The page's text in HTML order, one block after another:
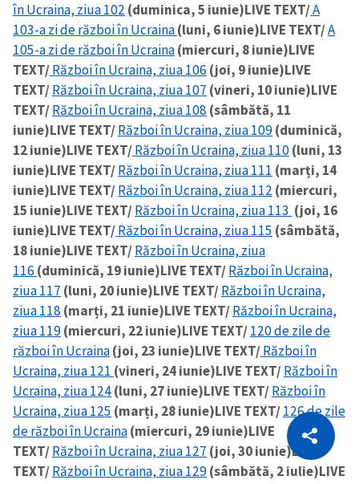
Copiază Link
în Ucraina, ziua 102 (duminica, 5 iunie)LIVE TEXT/A
103-a zi de război în Ucraina(luni, 6 iunie)LIVE TEXT/A
105-a zi de război în Ucraina(miercuri, 8 iunie)LIVE
TEXT/Război în Ucraina, ziua 106 (joi, 9 iunie)LIVE
TEXT/Război în Ucraina, ziua 107 (vineri, 10 iunie)LIVE
TEXT/Război în Ucraina, ziua 108 (sâmbătă, 11
iunie)LIVE TEXT/Război în Ucraina, ziua 109(duminică,
12 iunie)LIVE TEXT/Război în Ucraina, ziua 110(luni, 13
iunie)LIVE TEXT/Război în Ucraina, ziua 111 (marți, 14
iunie)LIVE TEXT/Război în Ucraina, ziua 112 (miercuri,
15 iunie)LIVE TEXT/Război în Ucraina, ziua 113 (joi, 16
iunie)LIVE TEXT/Război în Ucraina, ziua 115 (sâmbătă,
18 iunie)LIVE TEXT/Război în Ucraina, ziua
116 (duminică, 19 iunie)LIVE TEXT/Război în Ucraina,
ziua 117 (luni, 20 iunie)LIVE TEXT/Război în Ucraina,
ziua 118 (marți, 21 iunie)LIVE TEXT/Război în Ucraina,
ziua 119(miercuri, 22 iunie)LIVE TEXT/120 de zile de
război în Ucraina(joi, 23 iunie)LIVE TEXT/Război în
Ucraina, ziua 121 (vineri, 24 iunie)LIVE TEXT/Război în
Ucraina, ziua 124(luni, 27 iunie)LIVE TEXT/Război în
Ucraina, ziua 125 (marți, 28 iunie)LIVE TEXT/126 de zile
de război în Ucraina(miercuri, 29 iunie)LIVE
TEXT/Război în Ucraina, ziua 127 (joi, 30 iunie)LIVE
TEXT/Război în Ucraina, ziua 129(sâmbătă, 2 iulie)LIVE
Citește articolul
CITEȘTE